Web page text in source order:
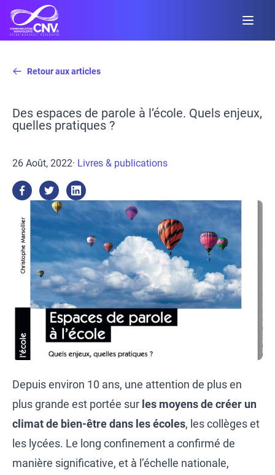
Retour aux articles
Des espaces de parole à l’école. Quels enjeux,
quelles pratiques ?
26 Août, 2022· Livres & publications
Depuis environ 10 ans, une attention de plus en
plus grande est portée sur les moyens de créer un
climat de bien-être dans les écoles, les collèges et
les lycées. Le long confinement a confirmé de
manière significative, et à l’échelle nationale,